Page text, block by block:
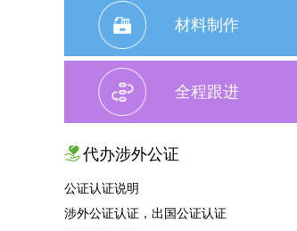
材料制作
全程跟进
代办涉外公证
公证认证说明
涉外公证认证，出国公证认证